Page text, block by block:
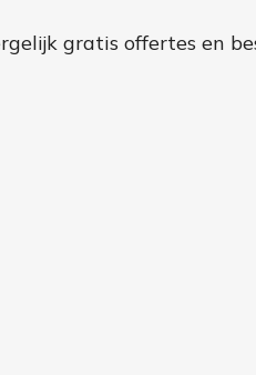
gratis offertes en